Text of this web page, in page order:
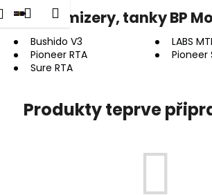
Přejít
na
obsah
Přihlášení
Nákupní
košík
Menu
Clearomizery, tanky BP
Bushido V3
LABS
Pioneer RTA
Pioneer
Sure RTA
Produkty teprve
K
o Zpět
Zpět
C
p